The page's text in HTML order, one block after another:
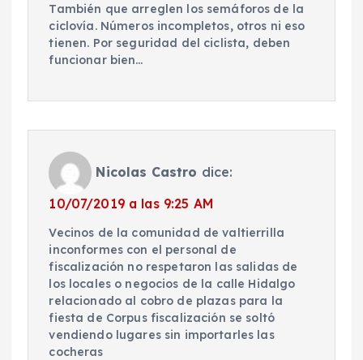
También que arreglen los semáforos de la
ciclovía. Números incompletos, otros ni eso
tienen. Por seguridad del ciclista, deben
funcionar bien…
Nicolas Castro dice:
10/07/2019 a las 9:25 AM
Vecinos de la comunidad de valtierrilla
inconformes con el personal de
fiscalización no respetaron las salidas de
los locales o negocios de la calle Hidalgo
relacionado al cobro de plazas para la
fiesta de Corpus fiscalización se soltó
vendiendo lugares sin importarles las
cocheras